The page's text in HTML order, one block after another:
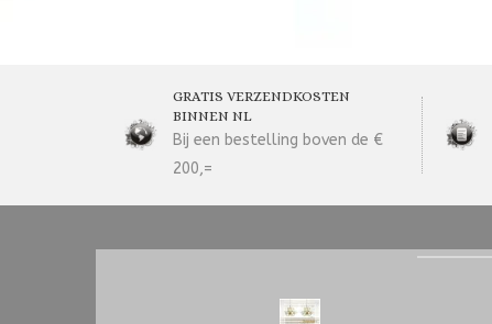
GRATIS VERZENDKOSTEN
BINNEN NL
Bij een bestelling boven de €
200,=